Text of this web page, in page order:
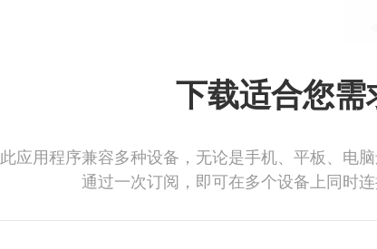
下载适合您需
此应用程序兼容多种设备，无论是手机、平板、电
通过一次订阅，即可在多个设备上同时